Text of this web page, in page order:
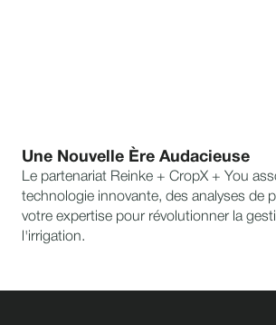
Une Nouvelle Ère Audacieuse
Le partenariat Reinke + CropX + You
technologie innovante, des analyses de
votre expertise pour révolutionner la
l'irrigation.